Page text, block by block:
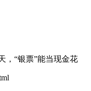
，“银票”能当现金花